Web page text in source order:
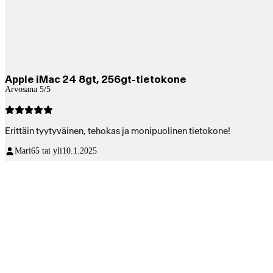
Apple iMac 24 8gt, 256gt-tietokone
Arvosana 5/5
Erittäin tyytyväinen, tehokas ja monipuolinen tietokone!
Mari65 tai yli10.1.2025